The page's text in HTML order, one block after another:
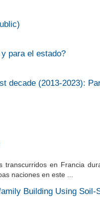
para el estado?
decade (2013-2023):
transcurridos en Francia
naciones en este ...
Building Using Soil-